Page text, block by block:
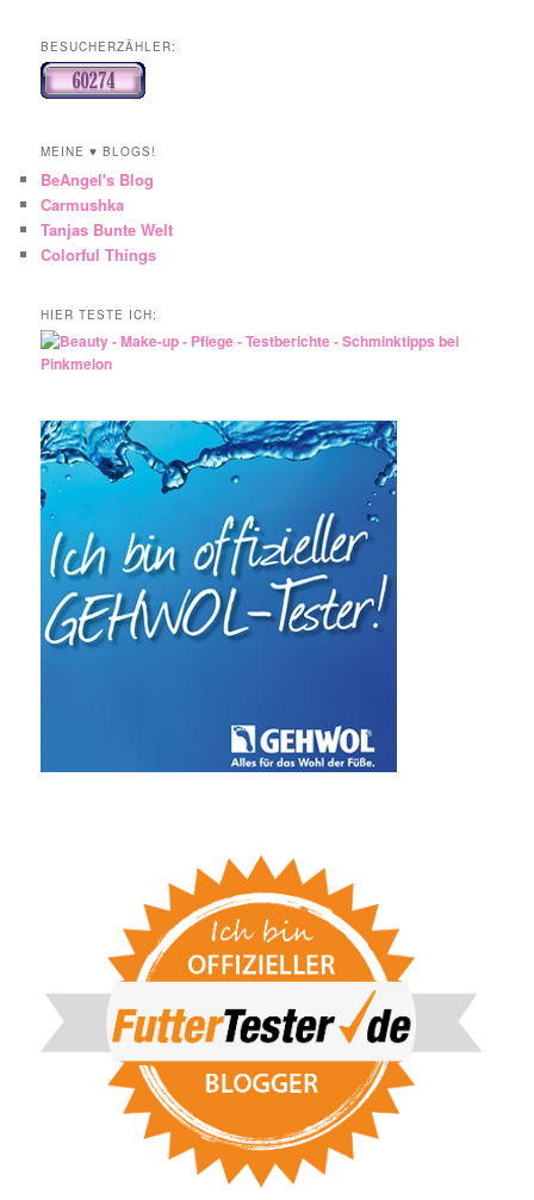
BESUCHERZÄHLER:
MEINE ♥ BLOGS!
BeAngel's Blog
Carmushka
Tanjas Bunte Welt
Colorful Things
HIER TESTE ICH: